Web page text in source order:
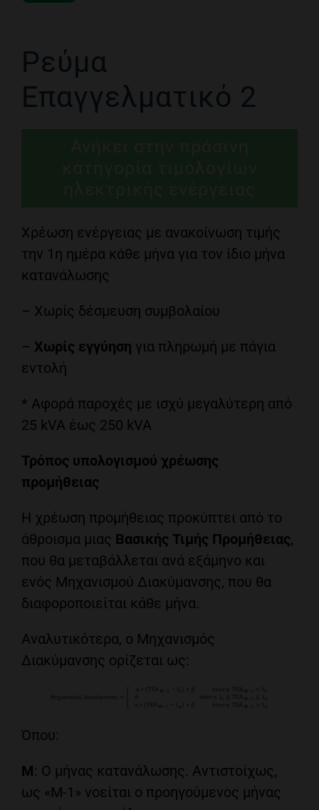
Ρεύμα
Επαγγελματικό 2
Χρέωση ενέργειας με ανακοίνωση τιμής
την 1η ημέρα κάθε μήνα για τον ίδιο μήνα
κατανάλωσης
– Χωρίς δέσμευση συμβολαίου
– Χωρίς εγγύηση για πληρωμή με πάγια
εντολή
* Αφορά παροχές με ισχύ μεγαλύτερη από
25 kVA έως 250 kVA
Τρόπος υπολογισμού χρέωσης
προμήθειας
Η χρέωση προμήθειας προκύπτει από το
άθροισμα μιας Βασικής Τιμής Προμήθειας,
που θα μεταβάλλεται ανά εξάμηνο και
ενός Μηχανισμού Διακύμανσης, που θα
διαφοροποιείται κάθε μήνα.
Αναλυτικότερα, ο Μηχανισμός
Διακύμανσης ορίζεται ως:
Όπου:
Μ: Ο μήνας κατανάλωσης. Αντιστοίχως,
ως «Μ-1» νοείται ο προηγούμενος μήνας